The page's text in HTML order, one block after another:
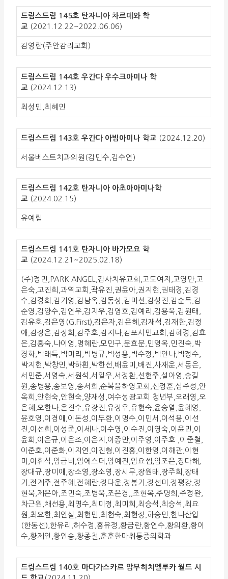
드림스드림 145호 탄자니아 차르데와 학
교 (2021.12.22~2022.06.06)
김영란(주안감리교회)
드림스드림 144호 우간다 우수크아미나 학
교 (2024.12.13)
최성민,최혜민
드림스드림 143호 우간다 아빔아미나 학교 (2024.12.20)
서울베스트치과의원(김민수,김수연)
드림스드림 142호 탄자니아 아초아아미나학
교 (2024.02.15)
유예림
드림스드림 141호 탄자니아 바가모요 학
교 (2024.12.21~2025.02.18)
(주)정민,PARK ANGEL,감사치유교회,고도여지,고영만,고
은숙,고진희,과역교회,곽유진,권윤아,권지현,권태경,김경
수,김경희,김기영,김남옥,김동성,김미선,김성진,김순득,김
순영,김양수,김연우,김지우,김영호,김예리,김용욱,김원태,
김유호,김은영(G.First),김은자,김은혜,김재석,김재한,김정
애,김정은,김정희,김주호,김지나,김포시민교회,김혜경,김효
은,김흥숙,나이영,명혜란,모민구,문효문,민영옥,민진숙,박
경화,박래득,박미리,박병규,박성용,박수정,박안나,박정수,
박지현,박창민,박하흰,박한선,배윤미,배진,사재운,서동은,
서민준,서영숙,서원석,서일우,서정환,선현주,설아영,송길
원,송병용,송보영,송서희,순복음하영교회,신정훈,심주성,안
옥희,안현숙,안현숙,양재성,여수성광교회 청년부,오래영,오
은혜,오한나,온진수,유장진,유정우,유현숙,윤승열,윤혜영,
윤호영,이경애,이돈성,이두환,이명수,이민서,이석용,이선
진,이선희,이성준,이세나,이수영,이수진,이영숙,이윤민,이
윤희,이은규,이은조,이은지,이종만,이주영,이주호 ,이준철,
이준호,이준화,이지연,이진형,이진홍,이한영,이해관,이현
미,이휘식,임금비,임에스더,임예진,임요셉,임조은,장다해,
장대규,장미애,장소영,장소영,장시무,장원태,장주희,장태
기,전계주,전주혜,전혜란,정다운,정봉기,정선미,정평강,정
현묵,제은아,조민숙,조병욱,조은경,,조현옥,주명희,주정완,
차근원,채선용,최명수,최미정,최미희,최승석,최승석,최요
원,최요한,최인실,최현민,최현숙,최현정,하승민,한나산업
(한동선),한유리,허수정,홍유정,황금란,황연수,황의환,황이
수,황제인,황인송,황종철,훈훈한마취통증의학과
드림스드림 140호 마다가스카르 암부히치엘루카 월드 시